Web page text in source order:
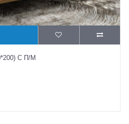
С П/М